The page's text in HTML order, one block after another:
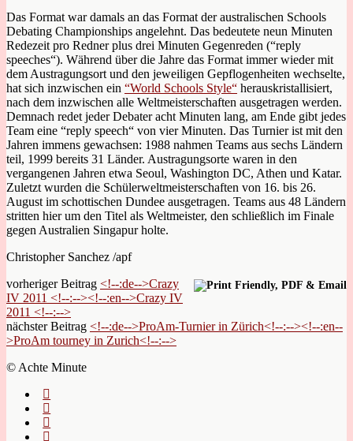
Das Format war damals an das Format der australischen Schools
Debating Championships angelehnt. Das bedeutete neun Minuten
Redezeit pro Redner plus drei Minuten Gegenreden (“reply
speeches“). Während über die Jahre das Format immer wieder mit
dem Austragungsort und den jeweiligen Gepflogenheiten wechselte,
hat sich inzwischen ein “World Schools Style“ herauskristallisiert,
nach dem inzwischen alle Weltmeisterschaften ausgetragen werden.
Demnach redet jeder Debater acht Minuten lang, am Ende gibt jedes
Team eine “reply speech“ von vier Minuten. Das Turnier ist mit den
Jahren immens gewachsen: 1988 nahmen Teams aus sechs Ländern
teil, 1999 bereits 31 Länder. Austragungsorte waren in den
vergangenen Jahren etwa Seoul, Washington DC, Athen und Katar.
Zuletzt wurden die Schülerweltmeisterschaften von 16. bis 26.
August im schottischen Dundee ausgetragen. Teams aus 48 Ländern
stritten hier um den Titel als Weltmeister, den schließlich im Finale
gegen Australien Singapur holte.
Christopher Sanchez /apf
vorheriger Beitrag <!--:de-->Crazy
IV 2011 <!--:--><!--:en-->Crazy IV
2011 <!--:-->
nächster Beitrag <!--:de-->ProAm-Turnier in Zürich<!--:--><!--:en--
>ProAm tourney in Zurich<!--:-->
© Achte Minute